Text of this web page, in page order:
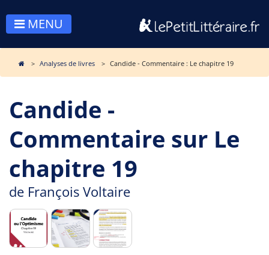
MENU
Analyses de livres Candide - Commentaire : Le chapitre 19
Candide -
Commentaire sur Le
chapitre 19
de François Voltaire